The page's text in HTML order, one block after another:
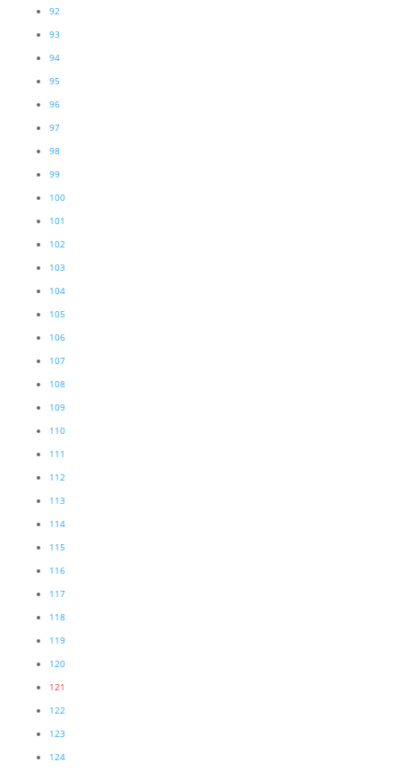
92
93
94
95
96
97
98
99
100
101
102
103
104
105
106
107
108
109
110
111
112
113
114
115
116
117
118
119
120
121
122
123
124